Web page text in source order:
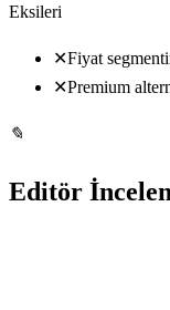
Eksileri
✕Fiyat
✕Premium
✎
Editör